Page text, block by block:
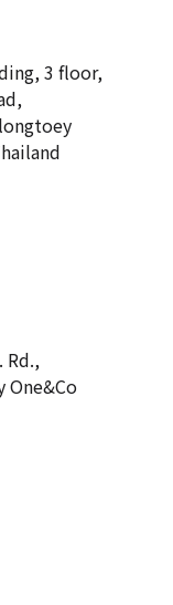
3 floor,
Rd.,
One&Co